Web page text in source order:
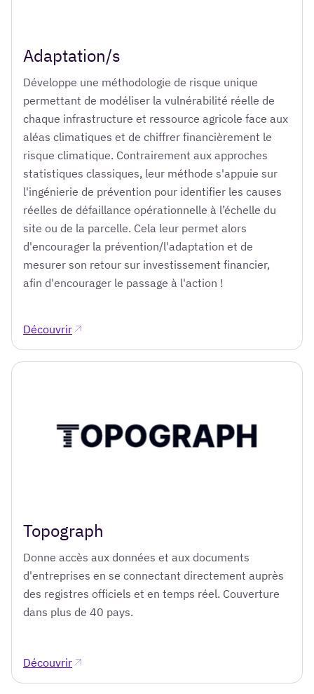
Adaptation/s
Développe une méthodologie de risque unique
permettant de modéliser la vulnérabilité réelle de
chaque infrastructure et ressource agricole face aux
aléas climatiques et de chiffrer financièrement le
risque climatique. Contrairement aux approches
statistiques classiques, leur méthode s'appuie sur
l'ingénierie de prévention pour identifier les causes
réelles de défaillance opérationnelle à l’échelle du
site ou de la parcelle. Cela leur permet alors
d'encourager la prévention/l'adaptation et de
mesurer son retour sur investissement financier,
afin d'encourager le passage à l'action !
Découvrir
Topograph
Donne accès aux données et aux documents
d'entreprises en se connectant directement auprès
des registres officiels et en temps réel. Couverture
dans plus de 40 pays.
Découvrir